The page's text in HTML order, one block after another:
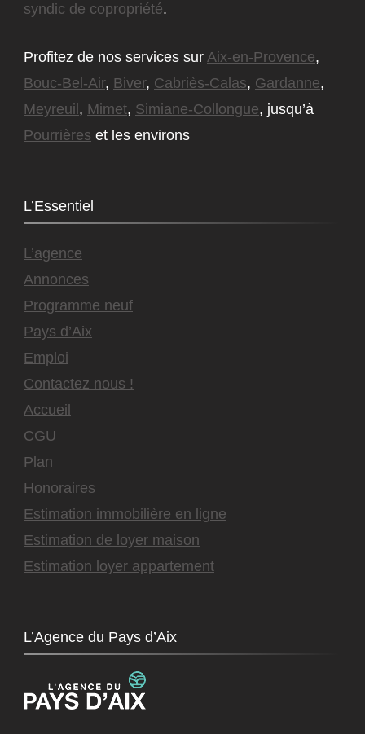
syndic de copropriété.
Profitez de nos services sur Aix-en-Provence,
Bouc-Bel-Air, Biver, Cabriès-Calas, Gardanne,
Meyreuil , Mimet, Simiane-Collongue, jusqu’à
Pourrières et les environs
L’Essentiel
L’agence
Annonces
Programme neuf
Pays d’Aix
Emploi
Contactez nous !
Accueil
CGU
Plan
Honoraires
Estimation immobilière en ligne
Estimation de loyer maison
Estimation loyer appartement
L’Agence du Pays d’Aix